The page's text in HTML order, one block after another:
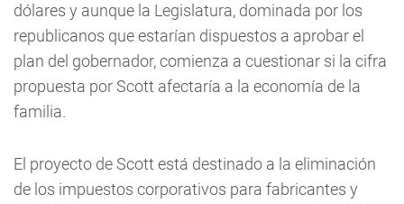
dólares y aunque la Legislatura, dominada por los
republicanos que estarían dispuestos a aprobar el
plan del gobernador, comienza a cuestionar si la cifra
propuesta por Scott afectaría a la economía de la
familia.
El proyecto de Scott está destinado a la eliminación
de los impuestos corporativos para fabricantes y